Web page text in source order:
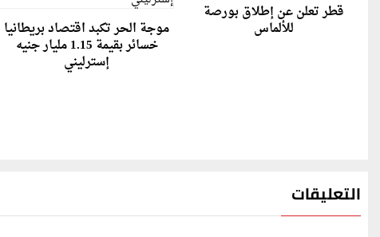
قطر تعلن عن إطلاق بورصة
للألماس موجة الحر تكبد اقتصاد بريطانيا
خسائر بقيمة 1.15 مليار جنيه
إسترليني
التعليقات